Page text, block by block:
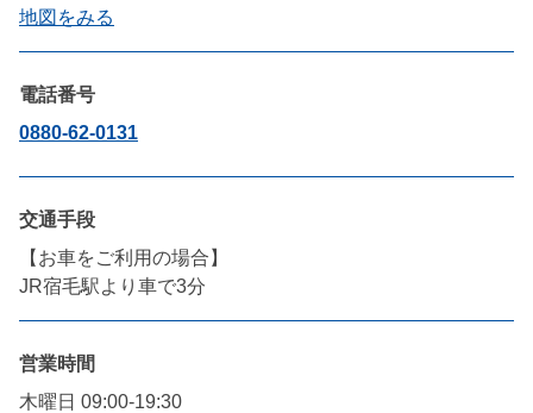
地図をみる
電話番号
0880-62-0131
交通手段
【お車をご利用の場合】
JR宿毛駅より車で3分
営業時間
木曜日 09:00-19:30